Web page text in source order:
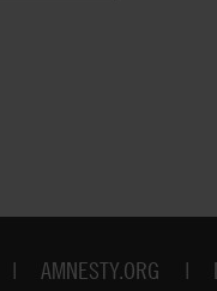
AMNESTY.ORG